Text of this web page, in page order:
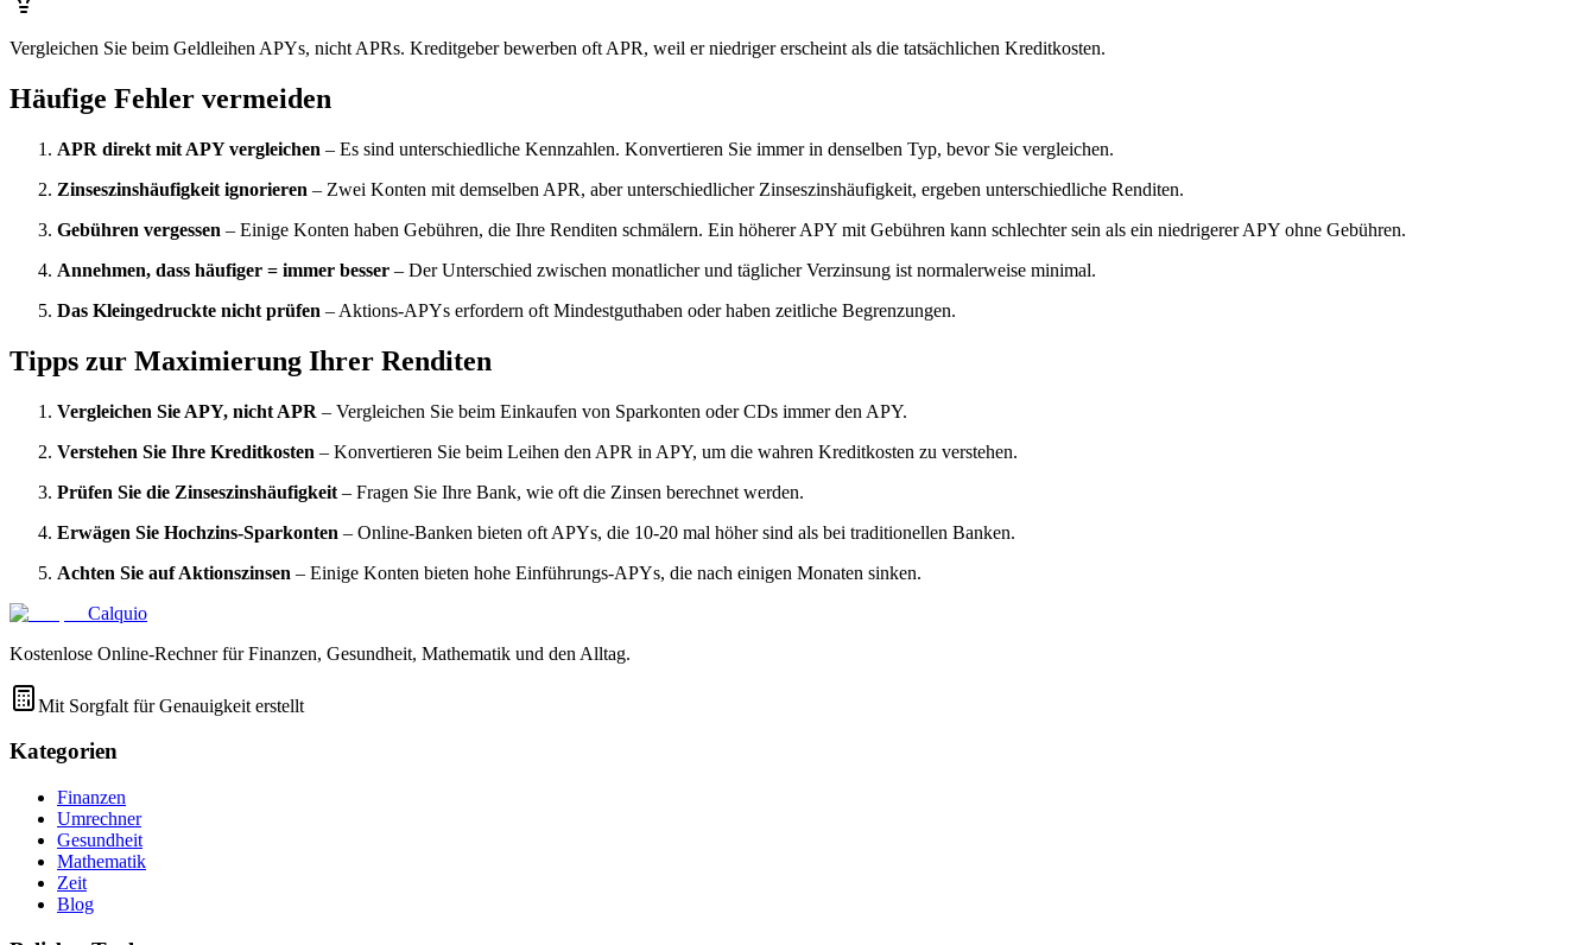
Vergleichen Sie beim Geldleihen APYs, nicht APRs. Kreditgeber bewerben oft APR, weil er niedriger erscheint als die tatsächlichen Kreditkosten.
Häufige Fehler vermeiden
APR direkt mit APY vergleichen – Es sind unterschiedliche Kennzahlen. Konvertieren Sie immer in denselben Typ, bevor Sie vergleichen.
Zinseszinshäufigkeit ignorieren – Zwei Konten mit demselben APR, aber unterschiedlicher Zinseszinshäufigkeit, ergeben unterschiedliche Renditen.
Gebühren vergessen – Einige Konten haben Gebühren, die Ihre Renditen schmälern. Ein höherer APY mit Gebühren kann schlechter sein als ein niedrigerer APY ohne Gebühren.
Annehmen, dass häufiger = immer besser – Der Unterschied zwischen monatlicher und täglicher Verzinsung ist normalerweise minimal.
Das Kleingedruckte nicht prüfen – Aktions-APYs erfordern oft Mindestguthaben oder haben zeitliche Begrenzungen.
Tipps zur Maximierung Ihrer Renditen
Vergleichen Sie APY, nicht APR – Vergleichen Sie beim Einkaufen von Sparkonten oder CDs immer den APY.
Verstehen Sie Ihre Kreditkosten – Konvertieren Sie beim Leihen den APR in APY, um die wahren Kreditkosten zu verstehen.
Prüfen Sie die Zinseszinshäufigkeit – Fragen Sie Ihre Bank, wie oft die Zinsen berechnet werden.
Erwägen Sie Hochzins-Sparkonten – Online-Banken bieten oft APYs, die 10-20 mal höher sind als bei traditionellen Banken.
Achten Sie auf Aktionszinsen – Einige Konten bieten hohe Einführungs-APYs, die nach einigen Monaten sinken.
Calquio
Kostenlose Online-Rechner für Finanzen, Gesundheit, Mathematik und den Alltag.
Mit Sorgfalt für Genauigkeit erstellt
Kategorien
Finanzen
Umrechner
Gesundheit
Mathematik
Zeit
Blog